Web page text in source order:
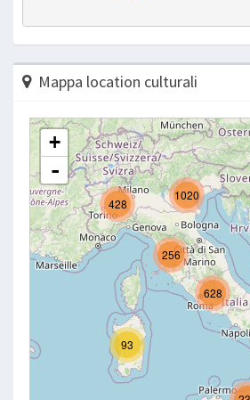
Mappa location culturali